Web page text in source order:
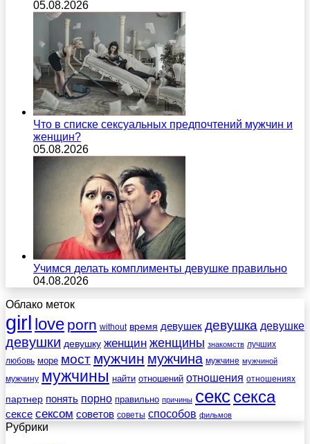
05.08.2026
Что в списке сексуальных предпочтений мужчин и
женщин?
05.08.2026
Учимся делать комплименты девушке правильно
04.08.2026
Облако меток
girl love porn without время девушек девушка девушке
девушки девушку женщин женщины знакомств лучших
любовь море мост мужчин мужчина мужчине мужчиной
мужчину мужчины найти отношений отношения отношениях
партнер понять порно правильно причины секссекса
сексе сексом советов советы способов фильмов
Рубрики